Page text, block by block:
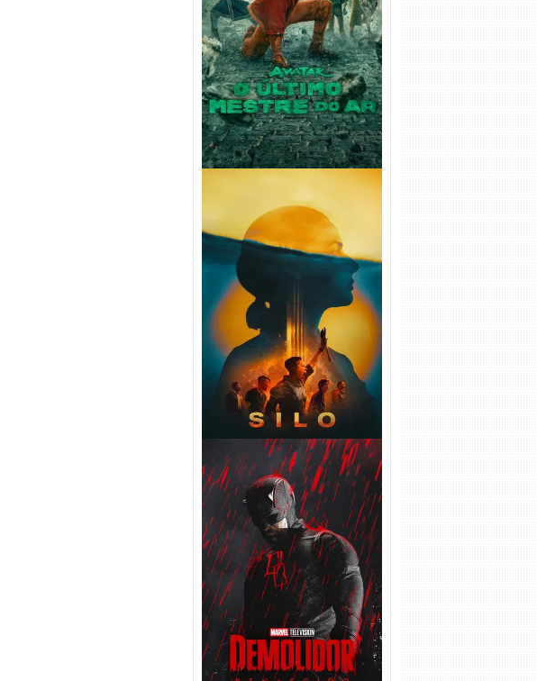
Avatar: O Último Mestre do
Ar 2ª Temporada Torrent
(2026) WEB-DL 1080p Dual
Áudio
Silo 2ª Temporada (2024)
WEB-DL 1080p Dual Áudio
Demolidor: Renascido 2ª
Temporada (2026) WEB-DL
1080p Dual Áudio